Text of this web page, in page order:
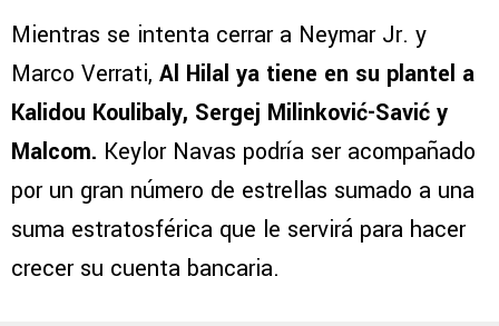
Mientras se intenta cerrar a Neymar Jr. y
Marco Verrati, Al Hilal ya tiene en su plantel a
Kalidou Koulibaly, Sergej Milinković-Savić y
Malcom. Keylor Navas podría ser acompañado
por un gran número de estrellas sumado a una
suma estratosférica que le servirá para hacer
crecer su cuenta bancaria.